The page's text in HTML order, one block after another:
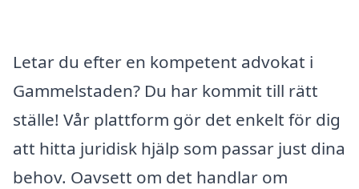
Letar du efter en kompetent advokat i
Gammelstaden? Du har kommit till rätt
ställe! Vår plattform gör det enkelt för dig
att hitta juridisk hjälp som passar just dina
behov. Oavsett om det handlar om